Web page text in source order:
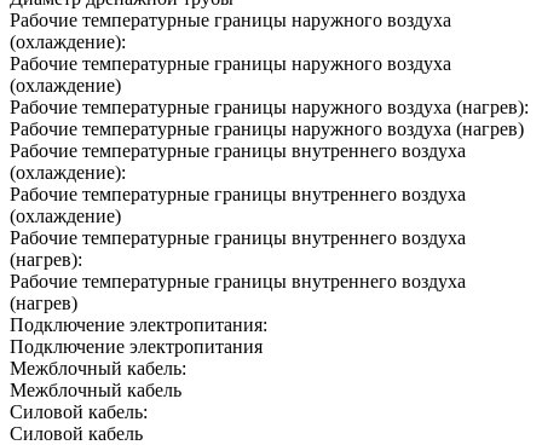
Рабочие температурные границы наружного воздуха
(охлаждение):
Рабочие температурные границы наружного воздуха
(охлаждение)
Рабочие температурные границы наружного воздуха (нагрев):
Рабочие температурные границы наружного воздуха (нагрев)
Рабочие температурные границы внутреннего воздуха
(охлаждение):
Рабочие температурные границы внутреннего воздуха
(охлаждение)
Рабочие температурные границы внутреннего воздуха
(нагрев):
Рабочие температурные границы внутреннего воздуха
(нагрев)
Подключение электропитания:
Подключение электропитания
Межблочный кабель:
Межблочный кабель
Силовой кабель:
Силовой кабель